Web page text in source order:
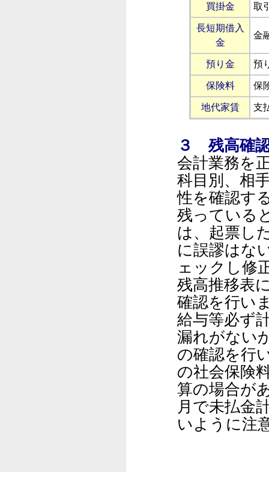
買掛金 取
長短期借入
金
金
預り金 預
保険料 保
地代家賃 支
３ 残高確
会計業務を
科目別、相
性を確認す
残っている
は、起票し
に誤謬はな
ェックし修
残高推移表
確認を行い
給与等必ず
漏れがない
の確認を行
の社会保険
算の場合が
月で未払金
いように注